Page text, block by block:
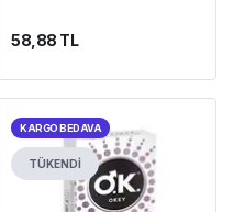
58,88 TL
KARGO BEDAVA
TÜKENDİ